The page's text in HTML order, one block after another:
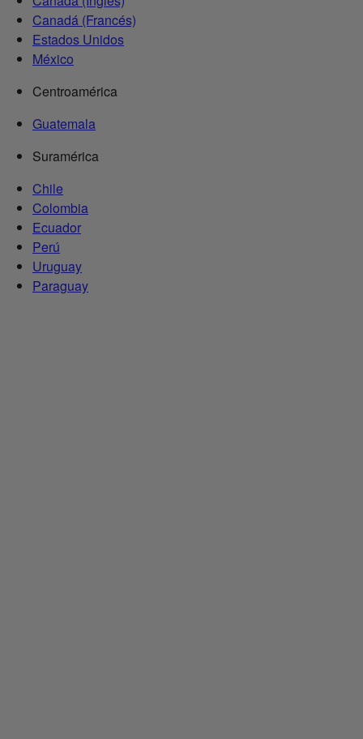
Canadá (Francés)
Estados Unidos
México
Centroamérica
Guatemala
Suramérica
Chile
Colombia
Ecuador
Perú
Uruguay
Paraguay